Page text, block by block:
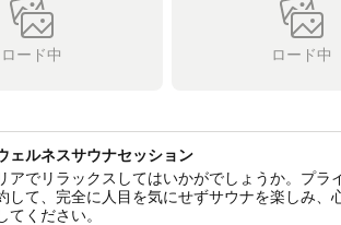
ロード中 ロード中
ェルネスサウナセッション
アでリラックスしてはいかがでしょうか。プラ
して、完全に人目を気にせずサウナを楽しみ、
てください。